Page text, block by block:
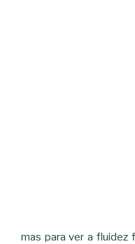
mas para ver a fluidez